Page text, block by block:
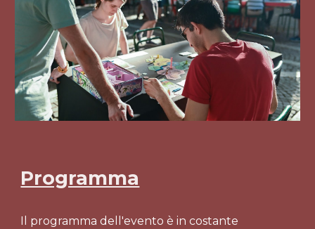
Programma
Il programma dell'evento è in costante